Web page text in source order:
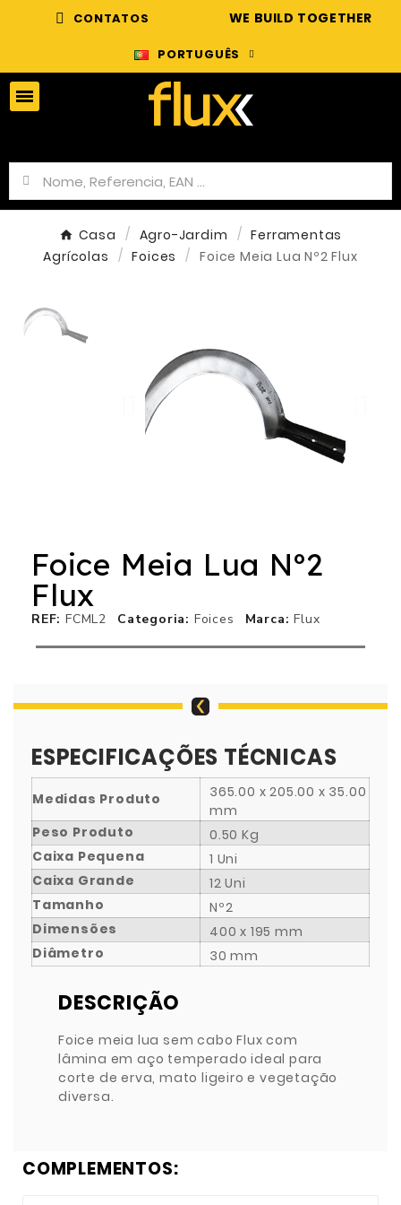
CONTATOS WE BUILD TOGETHER
PORTUGUÊS
Casa Agro-Jardim
Ferramentas
Agrícolas
Foices Foice Meia Lua Nº2 Flux
Foice Meia Lua Nº2
Flux
REF FCML2 Categoria Foices Marca Flux
ESPECIFICAÇÕES TÉCNICAS
Medidas Produto
365.00 x 205.00 x 35.00
mm
Peso Produto
0.50 Kg
Caixa Pequena
1 Uni
Caixa Grande
12 Uni
Tamanho
Nº2
Dimensões
400 x 195 mm
Diâmetro
30 mm
DESCRIÇÃO
Foice meia lua sem cabo Flux com
lâmina em aço temperado ideal para
corte de erva, mato ligeiro e vegetação
diversa.
COMPLEMENTOS: